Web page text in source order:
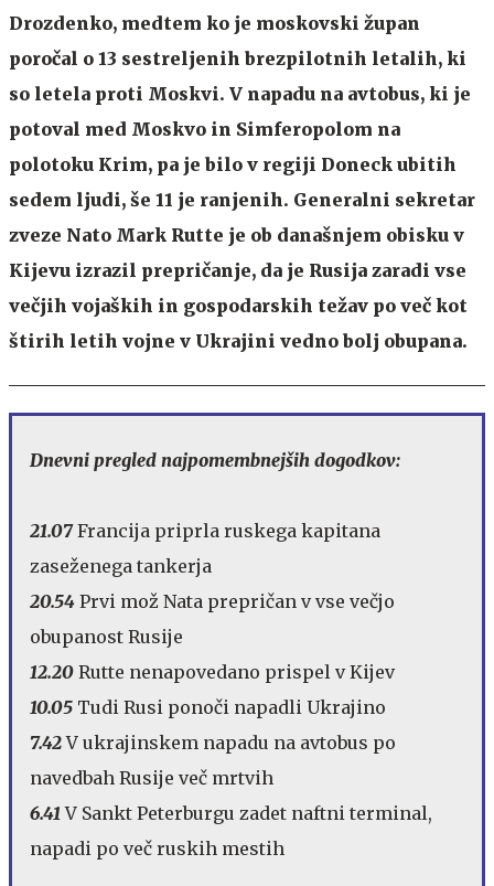
Drozdenko, medtem ko je moskovski župan
poročal o 13 sestreljenih brezpilotnih letalih, ki
so letela proti Moskvi. V napadu na avtobus, ki je
potoval med Moskvo in Simferopolom na
polotoku Krim, pa je bilo v regiji Doneck ubitih
sedem ljudi, še 11 je ranjenih. Generalni sekretar
zveze Nato Mark Rutte je ob današnjem obisku v
Kijevu izrazil prepričanje, da je Rusija zaradi vse
večjih vojaških in gospodarskih težav po več kot
štirih letih vojne v Ukrajini vedno bolj obupana.
Dnevni pregled najpomembnejših dogodkov:
21.07Francija priprla ruskega kapitana
zaseženega tankerja
20.54 Prvi mož Nata prepričan v vse večjo
obupanost Rusije
12.20 Rutte nenapovedano prispel v Kijev
10.05 Tudi Rusi ponoči napadli Ukrajino
7.42V ukrajinskem napadu na avtobus po
navedbah Rusije več mrtvih
6.41V Sankt Peterburgu zadet naftni terminal,
napadi po več ruskih mestih